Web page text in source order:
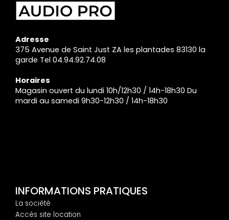
Adresse
375 Avenue de Saint Just ZA les plantades 83130 la
garde Tel 04.94.92.74.08
Horaires
Magasin ouvert du lundi 10h/12h30 / 14h-18h30 Du
mardi au samedi 9h30-12h30 / 14h-18h30
INFORMATIONS PRATIQUES
La société
Accès site location